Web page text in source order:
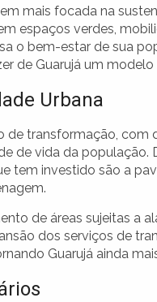
mais focada na
espaços verdes,
o bem-estar de sua
de Guarujá um modelo
Urbana
de transformação,
de vida da população.
tem investido são a
de áreas sujeitas a
dos serviços de
Guarujá ainda